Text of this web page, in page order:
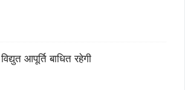
विद्युत आपूर्ति बाधित रहेगी